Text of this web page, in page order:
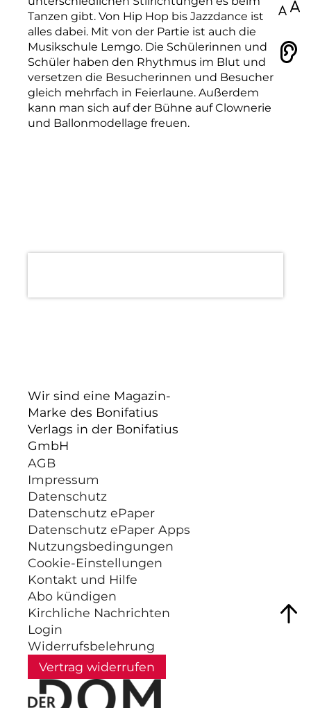
Tanzen gibt. Von Hip Hop bis Jazzdance ist
alles dabei. Mit von der Partie ist auch die
Musikschule Lemgo. Die Schülerinnen und
Schüler haben den Rhythmus im Blut und
versetzen die Besucherinnen und Besucher
gleich mehrfach in Feierlaune. Außerdem
kann man sich auf der Bühne auf Clownerie
und Ballonmodellage freuen.
Wir sind eine Magazin-
Marke des Bonifatius
Verlags in der Bonifatius
GmbH
AGB
Impressum
Datenschutz
Datenschutz ePaper
Datenschutz ePaper Apps
Nutzungsbedingungen
Cookie-Einstellungen
Kontakt und Hilfe
Abo kündigen
Kirchliche Nachrichten
Login
Widerrufsbelehrung
Vertrag widerrufen
100
Vorlesen